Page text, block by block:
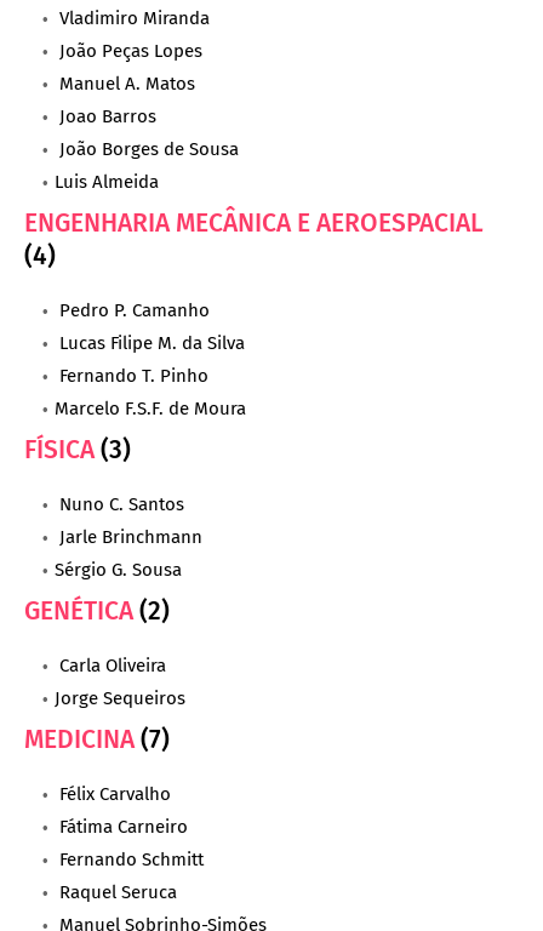
Vladimiro Miranda
João Peças Lopes
Manuel A. Matos
Joao Barros
João Borges de Sousa
Luis Almeida
ENGENHARIA MECÂNICA E AEROESPACIAL
(4)
Pedro P. Camanho
Lucas Filipe M. da Silva
Fernando T. Pinho
Marcelo F.S.F. de Moura
FÍSICA(3)
Nuno C. Santos
Jarle Brinchmann
Sérgio G. Sousa
GENÉTICA(2)
Carla Oliveira
Jorge Sequeiros
MEDICINA(7)
Félix Carvalho
Fátima Carneiro
Fernando Schmitt
Raquel Seruca
Manuel Sobrinho-Simões